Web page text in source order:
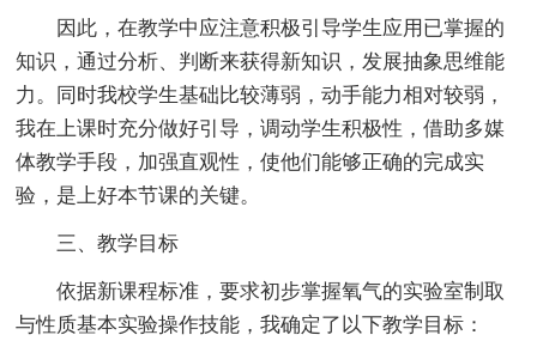
因此，在教学中应注意积极引导学生应用已掌握的
知识，通过分析、判断来获得新知识，发展抽象思维能
力。同时我校学生基础比较薄弱，动手能力相对较弱，
我在上课时充分做好引导，调动学生积极性，借助多媒
体教学手段，加强直观性，使他们能够正确的完成实
验，是上好本节课的关键。
三、教学目标
依据新课程标准，要求初步掌握氧气的实验室制取
与性质基本实验操作技能，我确定了以下教学目标：